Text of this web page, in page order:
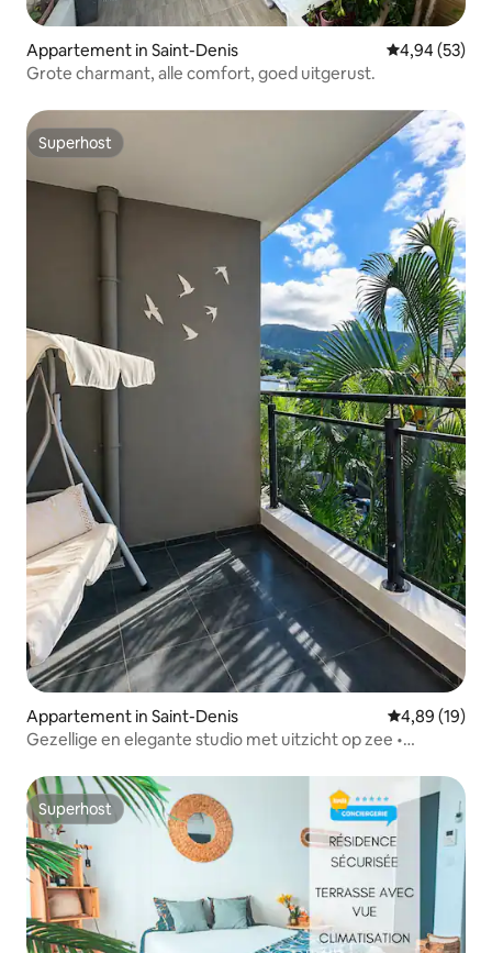
Appartement in Saint-Denis Gemiddelde
4,94 (53)
Grote charmant, alle comfort, goed uitgerust.
Superhost
Superhost
Appartement in Saint-Denis Gemiddelde
4,89 (19)
Gezellige en elegante studio met uitzicht op zee •
Superhost
Superhost